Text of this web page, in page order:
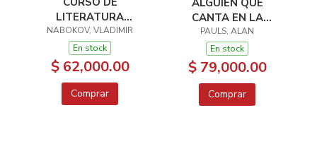
LITERATURA
EUROPEA
NABOKOV, VLADIMIR
En stock
$ 62,000.00
Comprar
ALGUIEN QUE
CANTA EN LA
HABITACION DE AL
LADO
PAULS, ALAN
En stock
$ 79,000.00
Comprar